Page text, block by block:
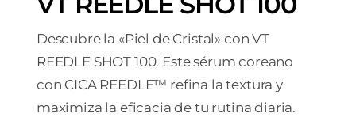
Descubre la «Piel de Cristal» con VT
REEDLE SHOT 100. Este sérum coreano
con CICA REEDLE™ refina la textura y
maximiza la eficacia de tu rutina diaria.